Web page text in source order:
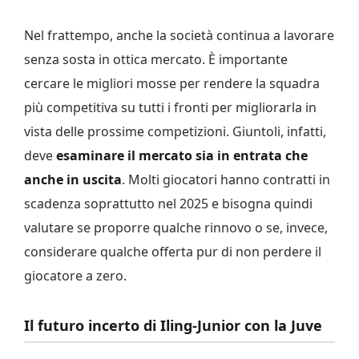
Nel frattempo, anche la società continua a lavorare
senza sosta in ottica mercato. È importante
cercare le migliori mosse per rendere la squadra
più competitiva su tutti i fronti per migliorarla in
vista delle prossime competizioni. Giuntoli, infatti,
deveesaminare il mercato sia in entrata che
anche in uscita. Molti giocatori hanno contratti in
scadenza soprattutto nel 2025 e bisogna quindi
valutare se proporre qualche rinnovo o se, invece,
considerare qualche offerta pur di non perdere il
giocatore a zero.
Il futuro incerto di Iling-Junior con la Juve